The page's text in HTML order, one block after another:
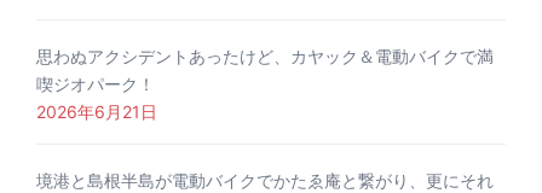
思わぬアクシデントあったけど、カヤック＆電動バイクで満
喫ジオパーク！
2026年6月21日
境港と島根半島が電動バイクでかたゑ庵と繋がり、更にそれ